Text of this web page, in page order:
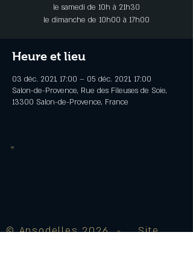
le samedi de 10h à 21h30
le dimanche de 10h00 à 17h00
Heure et lieu
03 déc. 2021, 17:00 – 05 déc. 2021, 17:00
Salon-de-Provence, Rue des Fileuses de Soie,
13300 Salon-de-Provence, France
© Ansodelles 2026 - Site